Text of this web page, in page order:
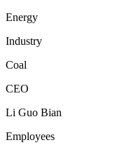
Energy
Industry
Coal
CEO
Li Guo Bian
Employees